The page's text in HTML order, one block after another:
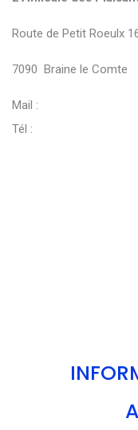
Route de Petit Roeulx
7090 Braine le Comte
Mail :
Tél :